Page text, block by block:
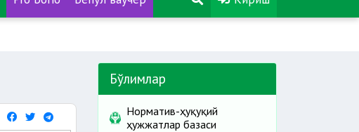
Бўлимлар
Норматив-ҳуқуқий
ҳужжатлар базаси